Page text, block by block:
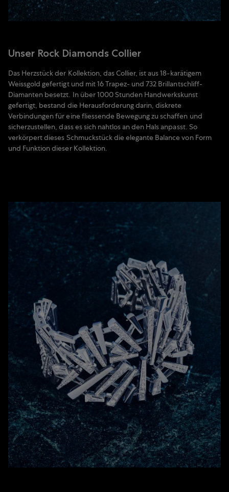
Unser Rock Diamonds Collier
Das Herzstück der Kollektion, das Collier, ist aus 18-karätigem
Weissgold gefertigt und mit 16 Trapez- und 732 Brillantschliff-
Diamanten besetzt. In über 1000 Stunden Handwerkskunst
gefertigt, bestand die Herausforderung darin, diskrete
Verbindungen für eine fliessende Bewegung zu schaffen und
sicherzustellen, dass es sich nahtlos an den Hals anpasst. So
verkörpert dieses Schmuckstück die elegante Balance von Form
und Funktion dieser Kollektion.